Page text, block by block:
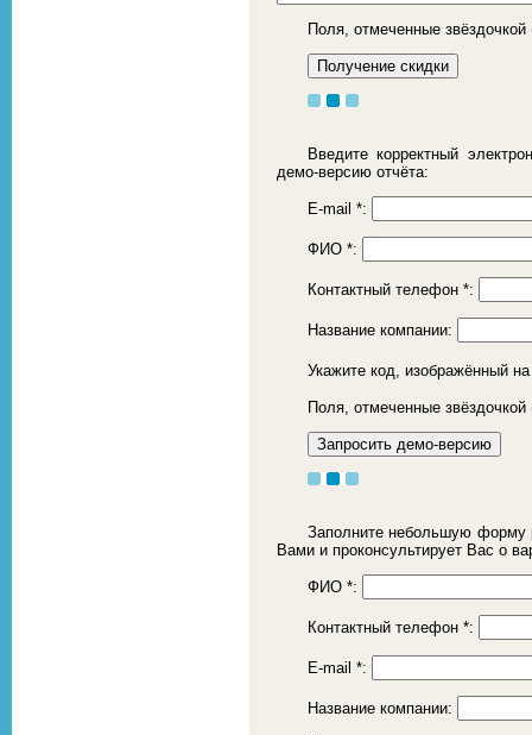
Поля, отмеченные звёздочкой
Введите корректный
демо-версию отчёта:
E-mail *:
ФИО *:
Контактный телефон *:
Название компании:
Укажите код, изображённый
Поля, отмеченные звёздочкой
Заполните небольшую форму
Вами и проконсультирует Вас о
ФИО *:
Контактный телефон *:
E-mail *:
Название компании: